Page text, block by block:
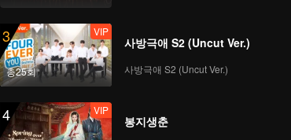
112
114
VIP
115
116
VIP
117
3
총25회
VIP
사방극애 S2 (Uncut Ver.)
사방극애 S2 (Uncut Ver.)
4 VIP
봉지생춘